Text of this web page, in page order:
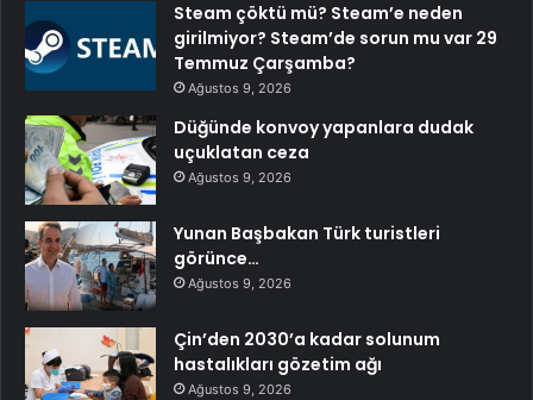
Steam çöktü mü? Steam’e neden
girilmiyor? Steam’de sorun mu var 29
Temmuz Çarşamba?
Ağustos 9, 2026
Düğünde konvoy yapanlara dudak
uçuklatan ceza
Ağustos 9, 2026
Yunan Başbakan Türk turistleri
görünce…
Ağustos 9, 2026
Çin’den 2030’a kadar solunum
hastalıkları gözetim ağı
Ağustos 9, 2026